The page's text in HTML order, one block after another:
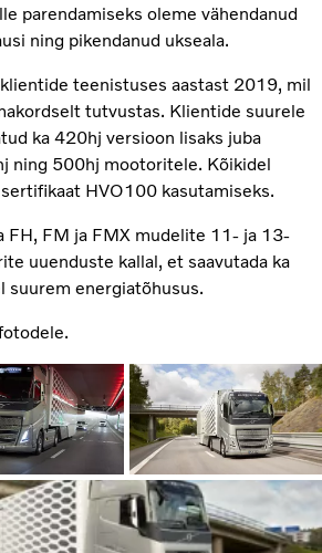
parendamiseks oleme vähendanud
ning pikendanud ukseala.
teenistuses aastast 2019, mil
tutvustas. Klientide suurele
ka 420hj versioon lisaks juba
ning 500hj mootoritele. Kõikidel
HVO100 kasutamiseks.
FH, FM ja FMX mudelite 11- ja 13-
uuenduste kallal, et saavutada ka
suurem energiatõhusus.